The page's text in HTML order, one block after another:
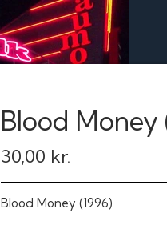
Blood
30,00 kr.
Blood Money (1996)